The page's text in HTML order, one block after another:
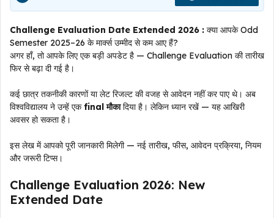
Challenge Evaluation Date Extended 2026 : क्या आपके Odd
Semester 2025–26 के मार्क्स उम्मीद से कम आए हैं?
अगर हाँ, तो आपके लिए एक बड़ी अपडेट है — Challenge Evaluation की तारीख
फिर से बढ़ा दी गई है।
कई छात्र तकनीकी कारणों या लेट रिजल्ट की वजह से आवेदन नहीं कर पाए थे। अब
विश्वविद्यालय ने उन्हें एक final मौकादिया है। लेकिन ध्यान रखें — यह आखिरी
अवसर हो सकता है।
इस लेख में आपको पूरी जानकारी मिलेगी — नई तारीख, फीस, आवेदन प्रक्रिया, नियम
और जरूरी टिप्स।
Challenge Evaluation 2026: New
Extended Date